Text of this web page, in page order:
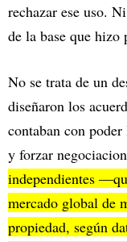
rechazar ese uso.
de la base que hizo
No se trata de un
diseñaron los
contaban con
y forzar
independientes
mercado global de
propiedad, según